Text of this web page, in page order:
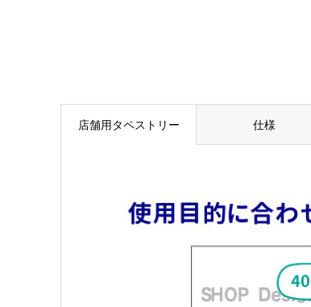
店舗用タペストリー 仕様